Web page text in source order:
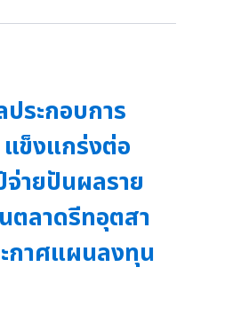
ระกอบการ
ข็งแกร่งต่อ
ายปันผลราย
ตลาดรีทอุตสา
กาศแผนลงทุน